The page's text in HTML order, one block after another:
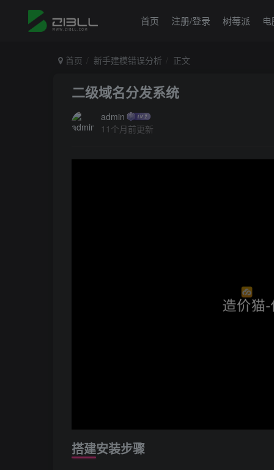
首页 注册/登录 树莓派
首页 新手建模错误分析 正文
二级域名分发系统
admin
11个月前更新
搭建安装步骤